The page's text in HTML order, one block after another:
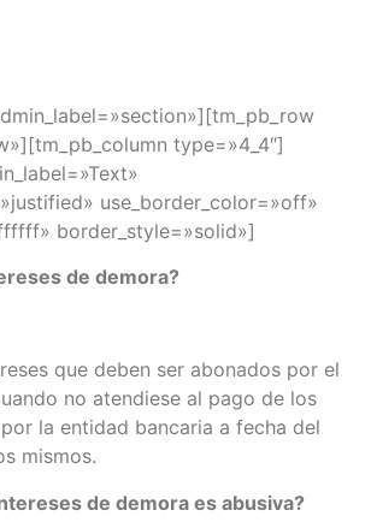
type=»4_4″]
use_border_color=»off»
border_style=»solid»]
de demora?
que deben ser abonados por el
no atendiese al pago de los
la entidad bancaria a fecha del
mismos.
de demora es abusiva?